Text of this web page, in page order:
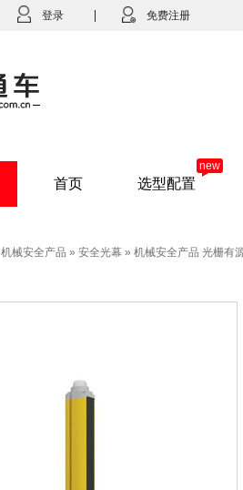
登录 免费注册
首页 选型配置
new
机械安全产品 » 安全光幕 » 机械安全产品 光栅有